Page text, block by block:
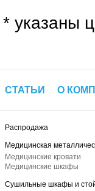
* указаны
СТАТЬИ О
Распродажа
Медицинская
Медицинские кровати
Медицинские шкафы
Сушильные шкафы и